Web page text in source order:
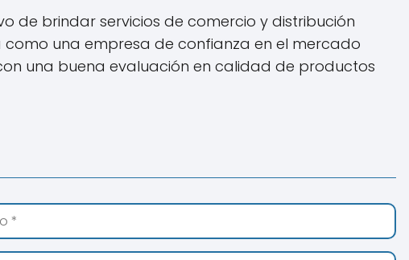
de brindar servicios de comercio y distribución
como una empresa de confianza en el mercado
una buena evaluación en calidad de productos